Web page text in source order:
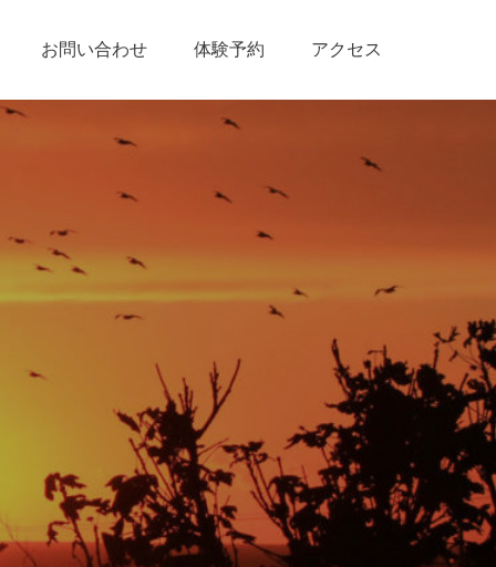
お問い合わせ 体験予約 アクセス